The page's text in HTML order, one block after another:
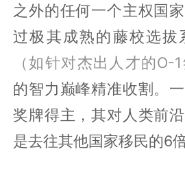
之外的任何一个主权国
过极其成熟的藤校选拔
（如针对杰出人才的O-1
的智力巅峰精准收割。
奖牌得主，其对人类前
是去往其他国家移民的6倍